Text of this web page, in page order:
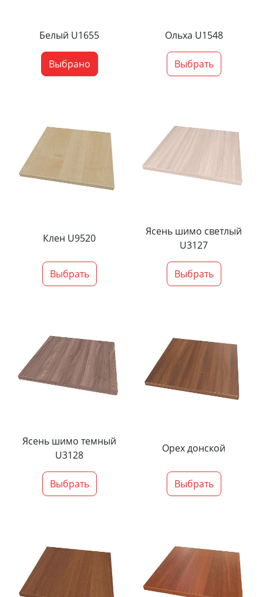
Белый U1655
Выбрано
Ольха U1548
Выбрать
Клен U9520
Выбрать
Ясень шимо светлый
U3127
Выбрать
Ясень шимо темный
U3128
Выбрать
Орех донской
Выбрать